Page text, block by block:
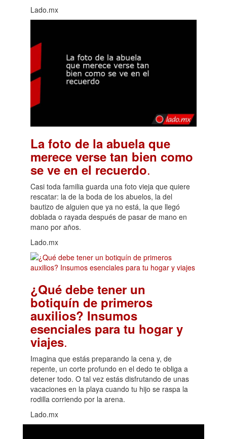
Lado.mx
La foto de la abuela que
merece verse tan bien como
se ve en el recuerdo.
Casi toda familia guarda una foto vieja que quiere
rescatar: la de la boda de los abuelos, la del
bautizo de alguien que ya no está, la que llegó
doblada o rayada después de pasar de mano en
mano por años.
Lado.mx
¿Qué debe tener un
botiquín de primeros
auxilios? Insumos
esenciales para tu hogar y
viajes.
Imagina que estás preparando la cena y, de
repente, un corte profundo en el dedo te obliga a
detener todo. O tal vez estás disfrutando de unas
vacaciones en la playa cuando tu hijo se raspa la
rodilla corriendo por la arena.
Lado.mx